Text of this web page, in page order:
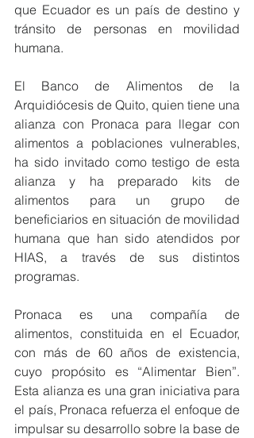
que Ecuador es un país de destino y
tránsito de personas en movilidad
humana.
El Banco de Alimentos de la
Arquidiócesis de Quito, quien tiene una
alianza con Pronaca para llegar con
alimentos a poblaciones vulnerables,
ha sido invitado como testigo de esta
alianza y ha preparado kits de
alimentos para un grupo de
beneficiarios en situación de movilidad
humana que han sido atendidos por
HIAS, a través de sus distintos
programas.
Pronaca es una compañía de
alimentos, constituida en el Ecuador,
con más de 60 años de existencia,
cuyo propósito es “Alimentar Bien”.
Esta alianza es una gran iniciativa para
el país, Pronaca refuerza el enfoque de
impulsar su desarrollo sobre la base de